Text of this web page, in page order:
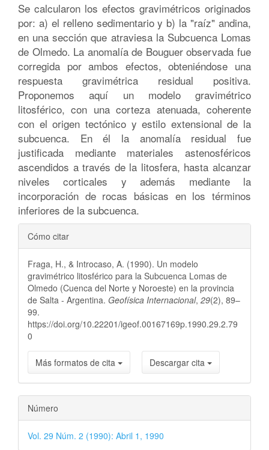
Se calcularon los efectos gravimétricos originados
por: a) el relleno sedimentario y b) la "raíz" andina,
en una sección que atraviesa la Subcuenca Lomas
de Olmedo. La anomalía de Bouguer observada fue
corregida por ambos efectos, obteniéndose una
respuesta gravimétrica residual positiva.
Proponemos aquí un modelo gravimétrico
litosférico, con una corteza atenuada, coherente
con el origen tectónico y estilo extensional de la
subcuenca. En él la anomalía residual fue
justificada mediante materiales astenosféricos
ascendidos a través de la litosfera, hasta alcanzar
niveles corticales y además mediante la
incorporación de rocas básicas en los términos
inferiores de la subcuenca.
Detalles
del
artículo
Cómo citar
Fraga, H., & Introcaso, A. (1990). Un modelo
gravimétrico litosférico para la Subcuenca Lomas de
Olmedo (Cuenca del Norte y Noroeste) en la provincia
de Salta - Argentina. Geofísica Internacional, 29(2), 89–
99.
https://doi.org/10.22201/igeof.00167169p.1990.29.2.79
0
Más formatos de cita Descargar cita
Número
Vol. 29 Núm. 2 (1990): Abril 1, 1990